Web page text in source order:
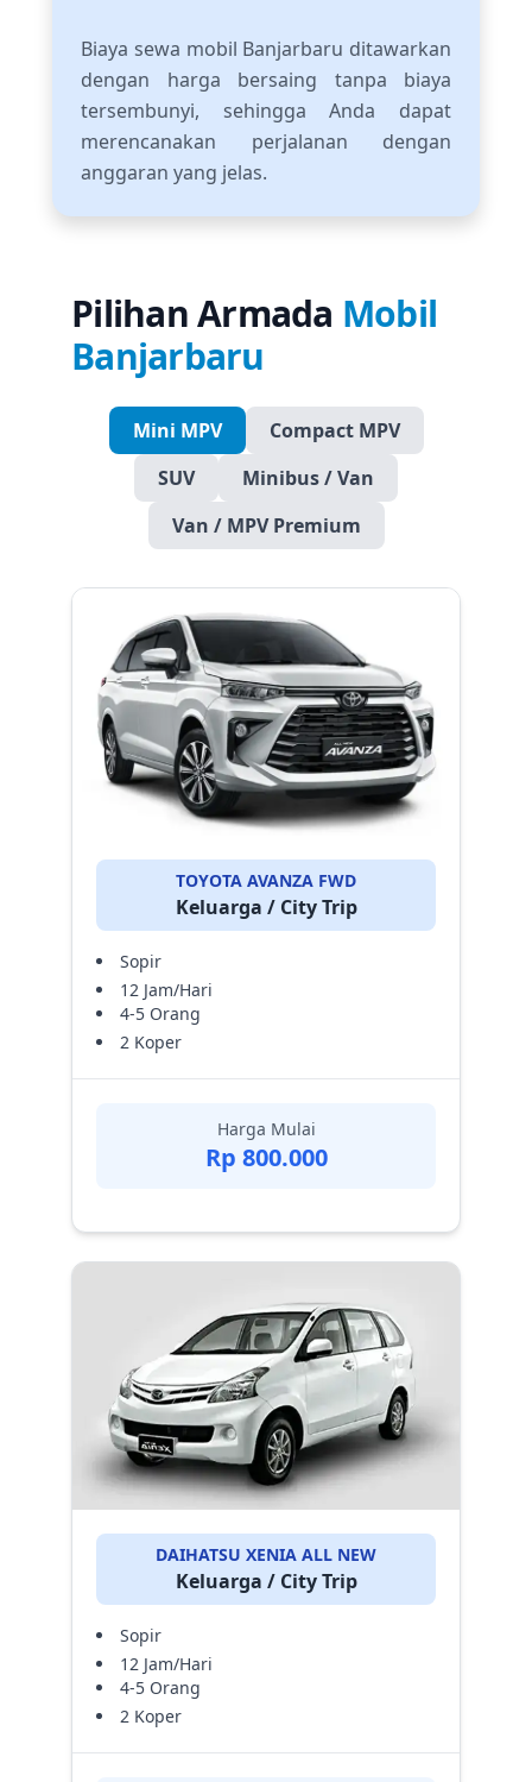
Biaya sewa mobil Banjarbaru ditawarkan
dengan harga bersaing tanpa biaya
tersembunyi, sehingga Anda dapat
merencanakan perjalanan dengan
anggaran yang jelas.
Pilihan Armada Mobil
Banjarbaru
Mini MPV
Compact MPV
SUV
Minibus / Van
Van / MPV Premium
TOYOTA AVANZA FWD
Keluarga / City Trip
Sopir
12 Jam/Hari
4-5 Orang
2 Koper
Harga Mulai
Rp 800.000
DAIHATSU XENIA ALL NEW
Keluarga / City Trip
Sopir
12 Jam/Hari
4-5 Orang
2 Koper